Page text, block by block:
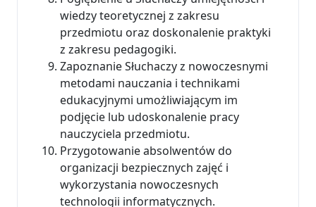
wiedzy teoretycznej z zakresu
przedmiotu oraz doskonalenie praktyki
z zakresu pedagogiki.
Zapoznanie Słuchaczy z nowoczesnymi
metodami nauczania i technikami
edukacyjnymi umożliwiającym im
podjęcie lub udoskonalenie pracy
nauczyciela przedmiotu.
Przygotowanie absolwentów do
organizacji bezpiecznych zajęć i
wykorzystania nowoczesnych
technologii informatycznych.